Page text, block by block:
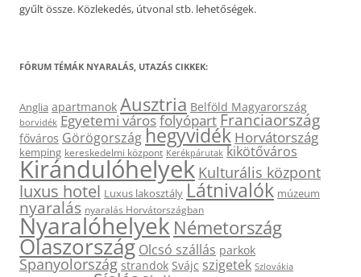
gyűlt össze. Közlekedés, útvonal stb. lehetőségek.
FÓRUM TÉMÁK NYARALÁS, UTAZÁS CIKKEK:
Anglia apartmanok Ausztria Belföld Magyarország
borvidék Egyetemi városfolyópartFranciaország
főváros Görögországhegyvidék Horvátország
kemping kereskedelmi központ Kerékpárutak kikötőváros
Kirándulóhelyek Kulturális központ
luxus hotel Luxus lakosztály Látnivalók múzeum
nyaralás nyaralás Horvátországban
Nyaralóhelyek Németország
Olaszország Olcsó szállás parkok
Spanyolország strandok Svájc szigetek Szlovákia